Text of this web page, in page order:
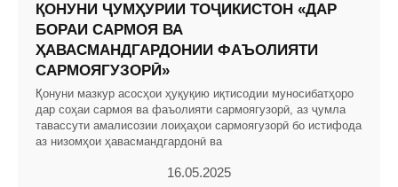
ҚОНУНИ ҶУМҲУРИИ ТОҶИКИСТОН «ДАР
БОРАИ САРМОЯ ВА
ҲАВАСМАНДГАРДОНИИ ФАЪОЛИЯТИ
САРМОЯГУЗОРӢ»
Қонуни мазкур асосҳои ҳуқуқию иқтисодии муносибатҳоро
дар соҳаи сармоя ва фаъолияти сармоягузорӣ, аз ҷумла
тавассути амалисозии лоиҳаҳои сармоягузорӣ бо истифода
аз низомҳои ҳавасмандгардонӣ ва
16.05.2025